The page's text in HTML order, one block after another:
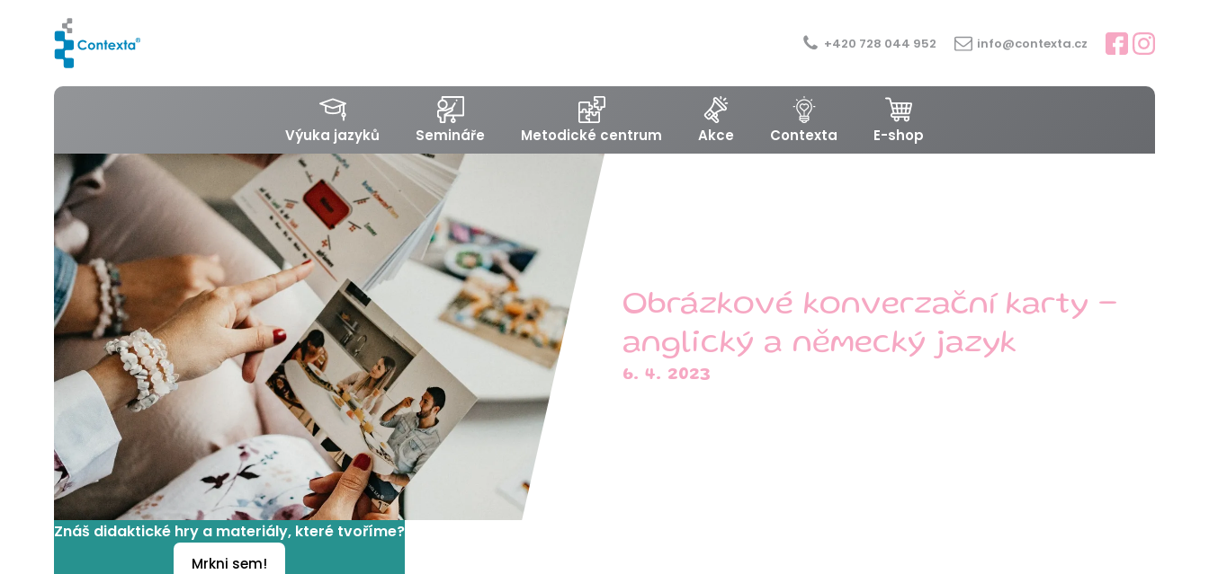
+420 728 044 952 info@contexta.cz
Výuka jazyků Semináře Metodické centrum Akce Contexta E-shop
Obrázkové konverzační karty -
anglický a německý jazyk
6. 4. 2023
Znáš didaktické hry a materiály, které tvoříme?
Mrkni sem!